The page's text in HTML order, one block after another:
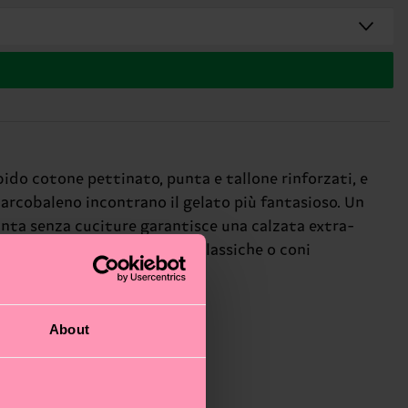
About
cotone pettinato, punta e tallone rinforzati, e
incontrano il gelato più fantasioso. Un
senza cuciture garantisce una calzata extra-
Che tu scelga linee classiche o coni